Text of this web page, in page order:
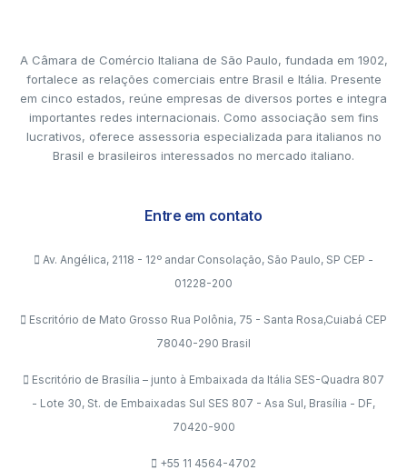
A Câmara de Comércio Italiana de São Paulo, fundada em 1902,
fortalece as relações comerciais entre Brasil e Itália. Presente
em cinco estados, reúne empresas de diversos portes e integra
importantes redes internacionais. Como associação sem fins
lucrativos, oferece assessoria especializada para italianos no
Brasil e brasileiros interessados no mercado italiano.
Entre em contato
Av. Angélica, 2118 - 12º andar Consolação, São Paulo, SP CEP -
01228-200
Escritório de Mato Grosso Rua Polônia, 75 - Santa Rosa,Cuiabá CEP
78040-290 Brasil
Escritório de Brasília – junto à Embaixada da Itália SES-Quadra 807
- Lote 30, St. de Embaixadas Sul SES 807 - Asa Sul, Brasília - DF,
70420-900
+55 11 4564-4702